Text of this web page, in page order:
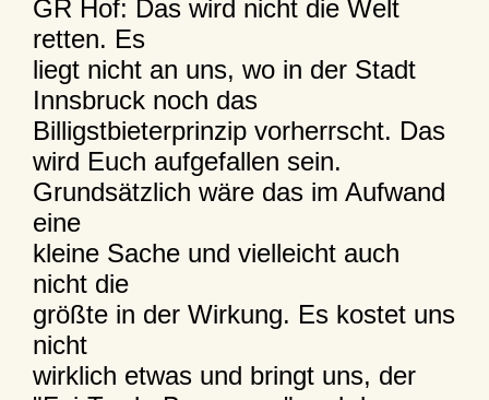
GR Hof: Das wird nicht die Welt
retten. Es
liegt nicht an uns, wo in der Stadt
Innsbruck noch das
Billigstbieterprinzip vorherrscht. Das
wird Euch aufgefallen sein.
Grundsätzlich wäre das im Aufwand
eine
kleine Sache und vielleicht auch
nicht die
größte in der Wirkung. Es kostet uns
nicht
wirklich etwas und bringt uns, der